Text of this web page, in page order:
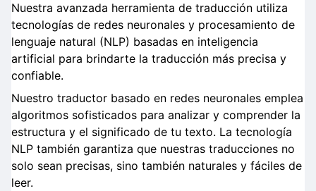
Nuestra avanzada herramienta de traducción utiliza
tecnologías de redes neuronales y procesamiento de
lenguaje natural (NLP) basadas en inteligencia
artificial para brindarte la traducción más precisa y
confiable.
Nuestro traductor basado en redes neuronales emplea
algoritmos sofisticados para analizar y comprender la
estructura y el significado de tu texto. La tecnología
NLP también garantiza que nuestras traducciones no
solo sean precisas, sino también naturales y fáciles de
leer.